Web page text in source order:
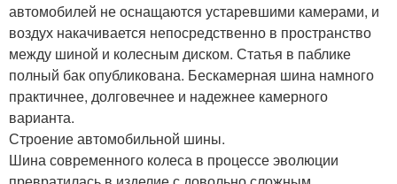
автомобилей не оснащаются устаревшими камерами, и
воздух накачивается непосредственно в пространство
между шиной и колесным диском. Статья в паблике
полный бак опубликована. Бескамерная шина намного
практичнее, долговечнее и надежнее камерного
варианта.
Строение автомобильной шины.
Шина современного колеса в процессе эволюции